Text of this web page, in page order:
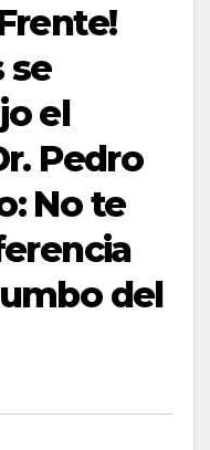
se
el
Pedro
No te
del